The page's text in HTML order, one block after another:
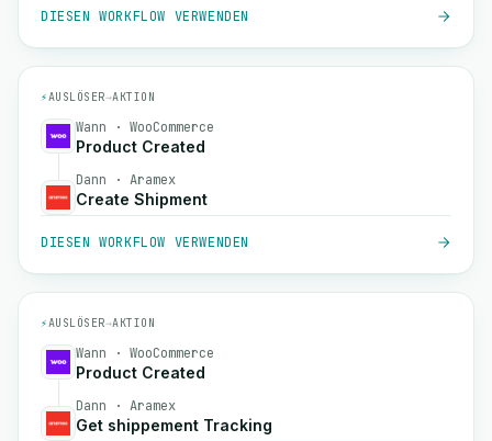
DIESEN WORKFLOW VERWENDEN
⚡AUSLÖSER→AKTION
Wann · WooCommerce
Product Created
Dann · Aramex
Create Shipment
DIESEN WORKFLOW VERWENDEN
⚡AUSLÖSER→AKTION
Wann · WooCommerce
Product Created
Dann · Aramex
Get shippement Tracking